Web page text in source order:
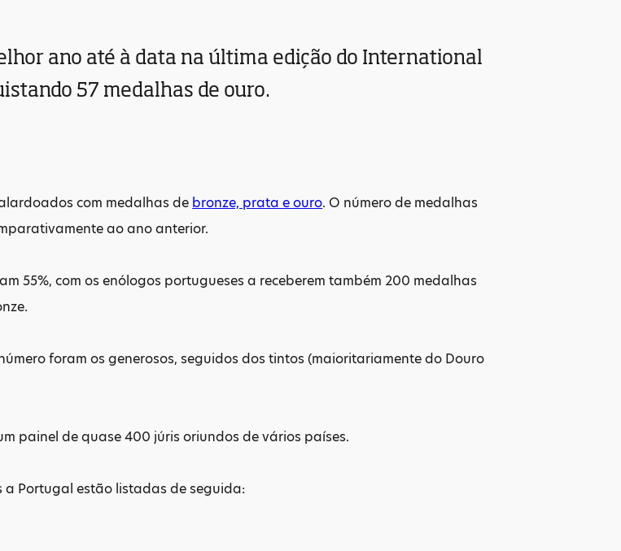
ano até à data na última edição do International
57 medalhas de ouro.
com medalhas de bronze, prata e ouro. O número de medalhas
ao ano anterior.
55%, com os enólogos portugueses a receberem também 200 medalhas
foram os generosos, seguidos dos tintos (maioritariamente do Douro
painel de quase 400 júris oriundos de vários países.
Portugal estão listadas de seguida: